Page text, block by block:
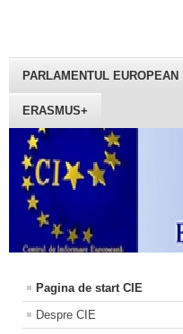
PARLAMENTUL EUROPEAN
ERASMUS+
Pagina de start CIE
Despre CIE